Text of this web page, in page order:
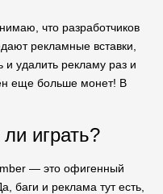
что разработчиков
рекламные вставки,
и удалить рекламу раз и
еще больше монет! В
играть?
— это офигенный
баги и реклама тут есть,